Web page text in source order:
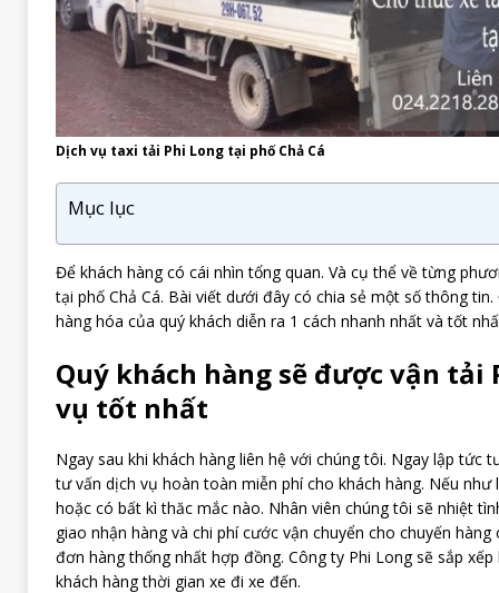
Dịch vụ taxi tải Phi Long tại phố Chả Cá
Mục lục
Để khách hàng có cái nhìn tổng quan. Và cụ thể về từng
tại phố Chả Cá. Bài viết dưới đây có chia sẻ một số thông
hàng hóa của quý khách diễn ra 1 cách nhanh nhất và tốt
Quý khách hàng sẽ được vận tải
vụ tốt nhất
Ngay sau khi khách hàng liên hệ với chúng tôi. Ngay lập tức
tư vấn dịch vụ hoàn toàn miễn phí cho khách hàng. Nếu
hoặc có bất kì thăc mắc nào. Nhân viên chúng tôi sẽ nhiệt
giao nhận hàng và chi phí cước vận chuyển cho chuyến
đơn hàng thống nhất hợp đồng. Công ty Phi Long sẽ sắp
khách hàng thời gian xe đi xe đến.